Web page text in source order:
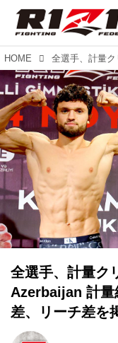
HOME
全選手、計量ク
Azerbaijan 計量
差、リーチ差を